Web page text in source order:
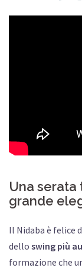
Una serata
grande
Il Nidaba è felice
dello swing più
formazione che